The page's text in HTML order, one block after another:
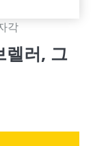
각
렐러, 그